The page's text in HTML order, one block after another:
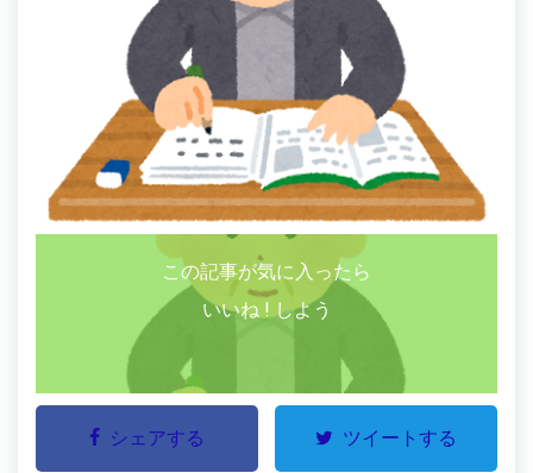
この記事が気に入ったら
いいね ! しよう
シェアする ツイートする